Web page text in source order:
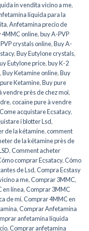
in vendita vicino a me,
líquida para la
,Anfetamina precio de
4MMC online,buy A-PVP
crystals online,Buy A-
,Buy Eutylone crystals,
Eutylone price,buy K-2
,Buy Ketamine online,Buy
Ketamine,Buy pure
vendre près de chez moi,
,cocaïne pure à vendre
Come acquistare Ecsatacy,
i blotter Lsd,
de la kétamine,comment
de la kétamine près de
,Comment acheter
comprar Ecsatacy,Cómo
de Lsd,Compra Ecstasy
a me,Comprar 3MMC,
en línea,Comprar 3MMC
de mí,Comprar 4MMC en
,Comprar Anfetamina
anfetamina líquida
,Comprar anfetamina